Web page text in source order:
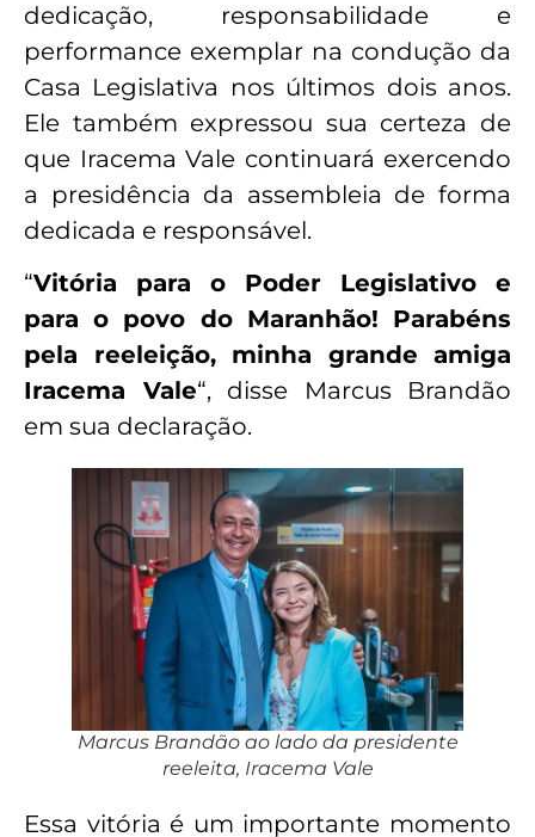
dedicação, responsabilidade e
performance exemplar na condução da
Casa Legislativa nos últimos dois anos.
Ele também expressou sua certeza de
que Iracema Vale continuará exercendo
a presidência da assembleia de forma
dedicada e responsável.
“Vitória para o Poder Legislativo e
para o povo do Maranhão! Parabéns
pela reeleição, minha grande amiga
Iracema Vale“, disse Marcus Brandão
em sua declaração.
Marcus Brandão ao lado da presidente
reeleita, Iracema Vale
Essa vitória é um importante momento